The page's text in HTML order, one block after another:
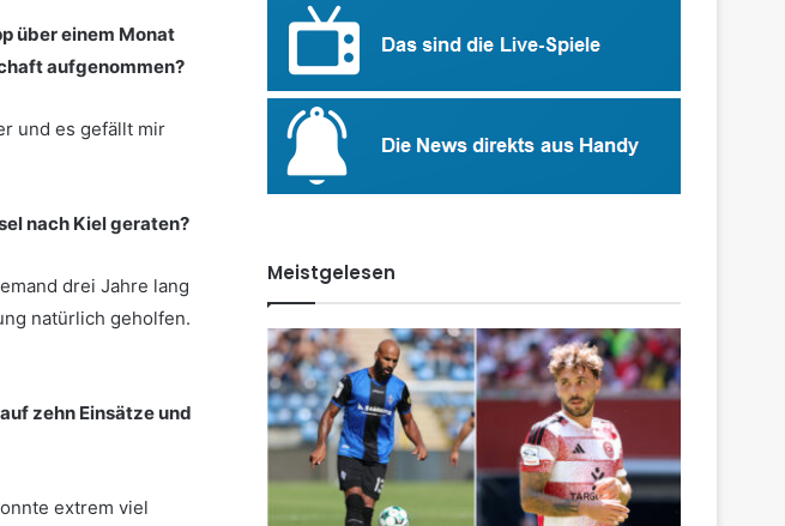
über einem Monat
aufgenommen?
und es gefällt mir
nach Kiel geraten?
drei Jahre lang
natürlich geholfen.
zehn Einsätze und
extrem viel
Meistgelesen